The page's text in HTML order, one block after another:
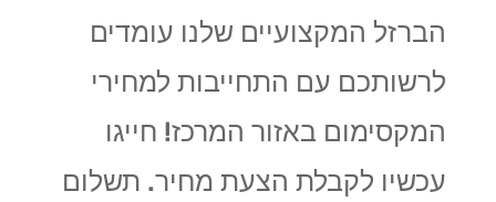
הברזל המקצועיים שלנו עומדים
לרשותכם עם התחייבות למחירי
המקסימום באזור המרכז! חייגו
עכשיו לקבלת הצעת מחיר. תשלום